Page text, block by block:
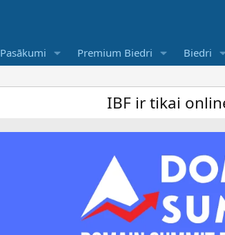
Pasākumi Premium Biedri Biedri
IBF ir tikai online